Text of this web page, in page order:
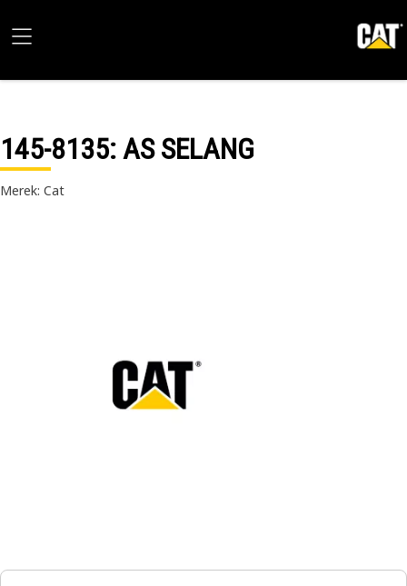
145-8135: AS SELANG
Merek: Cat